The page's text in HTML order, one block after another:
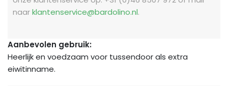
naarklantenservice@bardolino.nl.
Aanbevolen gebruik:
Heerlijk en voedzaam voor tussendoor als extra
eiwitinname.